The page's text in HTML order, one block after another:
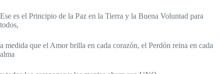
Ese es el Principio de la Paz en la Tierra y la Buena Voluntad para
todos,
a medida que el Amor brilla en cada corazón, el Perdón reina en cada
alma